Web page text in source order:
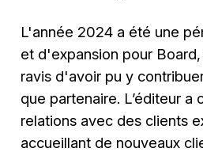
L'année 2024 a été une
et d'expansion pour
ravis d'avoir pu y
que partenaire. L’éditeur a
relations avec des clients
accueillant de nouveaux